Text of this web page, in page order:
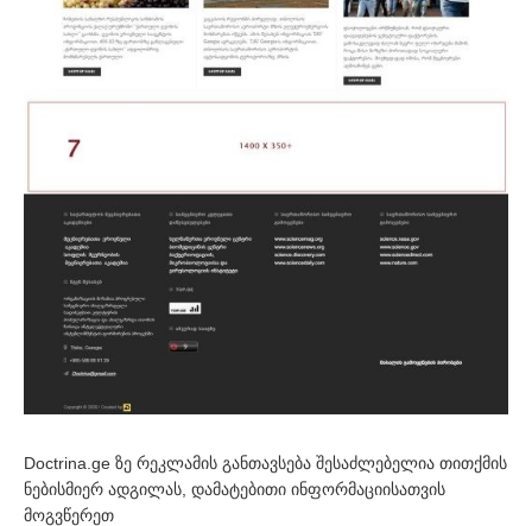
Doctrina.ge ზე რეკლამის განთავსება შესაძლებელია თითქმის
ნებისმიერ ადგილას, დამატებითი ინფორმაციისათვის
მოგვწერეთ